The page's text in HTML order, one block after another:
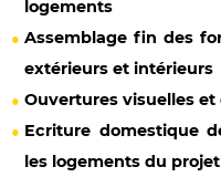
logements
Assemblage fin des
extérieurs et intérieurs
Ouvertures visuelles
Ecriture domestique
les logements du projet